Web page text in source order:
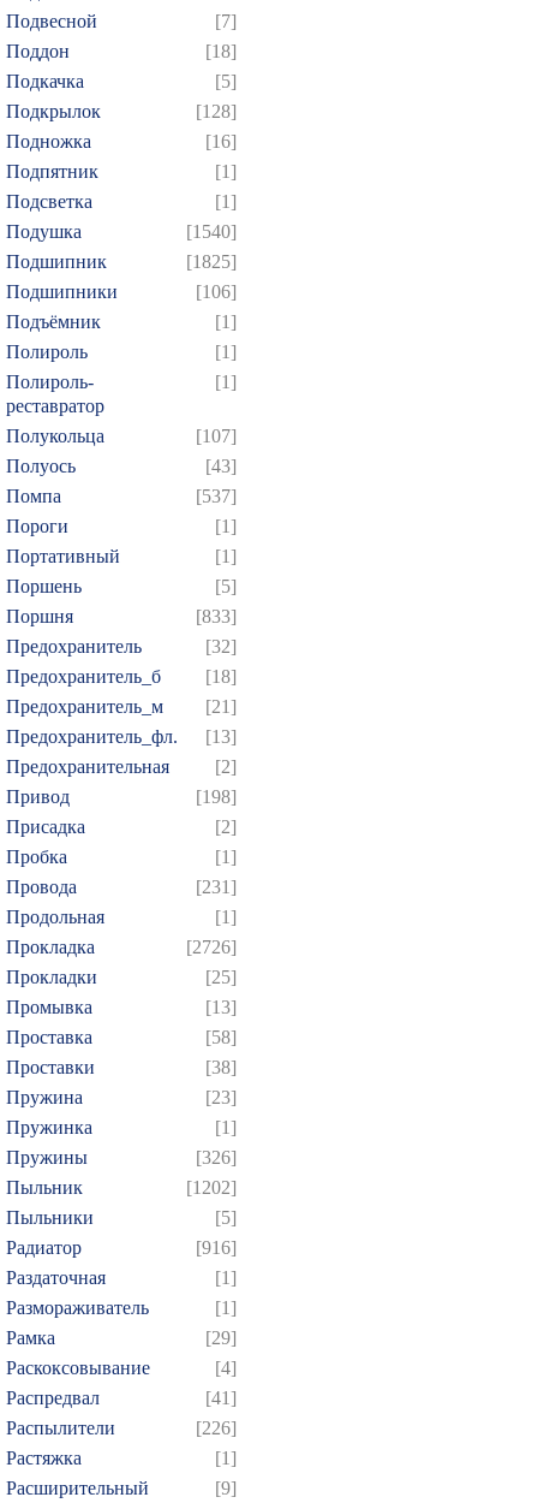
Подвесной
[7]
Поддон
[18]
Подкачка
[5]
Подкрылок
[128]
Подножка
[16]
Подпятник
[1]
Подсветка
[1]
Подушка
[1540]
Подшипник
[1825]
Подшипники
[106]
Подъёмник
[1]
Полироль
[1]
Полироль-
реставратор
[1]
Полукольца
[107]
Полуось
[43]
Помпа
[537]
Пороги
[1]
Портативный
[1]
Поршень
[5]
Поршня
[833]
Предохранитель
[32]
Предохранитель_б
[18]
Предохранитель_м
[21]
Предохранитель_фл.
[13]
Предохранительная
[2]
Привод
[198]
Присадка
[2]
Пробка
[1]
Провода
[231]
Продольная
[1]
Прокладка
[2726]
Прокладки
[25]
Промывка
[13]
Проставка
[58]
Проставки
[38]
Пружина
[23]
Пружинка
[1]
Пружины
[326]
Пыльник
[1202]
Пыльники
[5]
Радиатор
[916]
Раздаточная
[1]
Размораживатель
[1]
Рамка
[29]
Раскоксовывание
[4]
Распредвал
[41]
Распылители
[226]
Растяжка
[1]
Расширительный
[9]